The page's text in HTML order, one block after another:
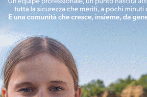
In vetrina 6 Agosto 2026
Gita di famiglia a Firenze: 5
divertire i tuoi figli